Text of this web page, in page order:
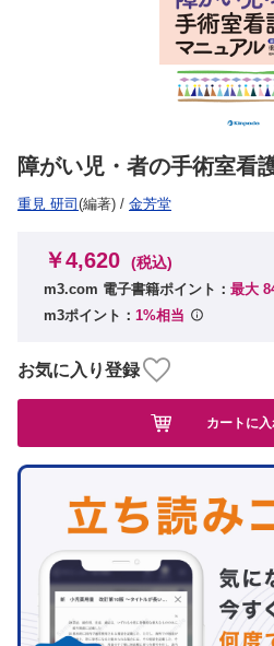
障がい児・者の手術室看
重見 研司 (編著) / 金芳堂
￥4,620 (税込)
m3.com 電子書籍ポイント： 最大
m3ポイント： 1%相当
お気に入り登録
カートに入